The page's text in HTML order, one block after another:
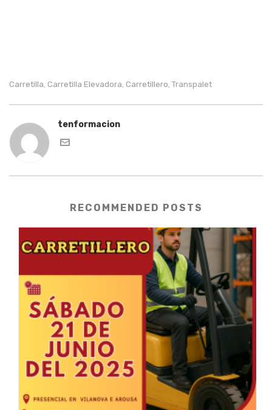
Carretilla, Carretilla Elevadora, Carretillero, Transpalet
tenformacion
RECOMMENDED POSTS